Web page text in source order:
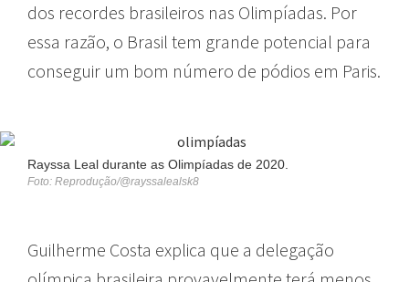
dos recordes brasileiros nas Olimpíadas. Por
essa razão, o Brasil tem grande potencial para
conseguir um bom número de pódios em Paris.
Rayssa Leal durante as Olimpíadas de 2020.
Foto: Reprodução/@rayssalealsk8
Guilherme Costa explica que a delegação